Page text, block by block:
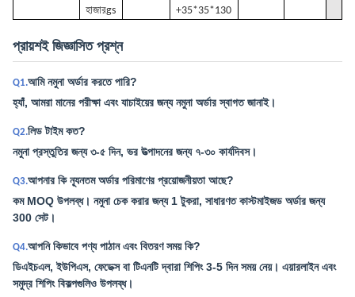
হাজারgs
+35*35*130
প্রায়শই জিজ্ঞাসিত প্রশ্ন
Q1.আমি নমুনা অর্ডার করতে পারি?
হ্যাঁ, আমরা মানের পরীক্ষা এবং যাচাইয়ের জন্য নমুনা অর্ডার স্বাগত জানাই।
Q2.লিড টাইম কত?
নমুনা প্রস্তুতির জন্য ৩-৫ দিন, ভর উত্পাদনের জন্য ৭-৩০ কার্যদিবস।
Q3.আপনার কি ন্যূনতম অর্ডার পরিমাণের প্রয়োজনীয়তা আছে?
কম MOQ উপলব্ধ। নমুনা চেক করার জন্য 1 টুকরা, সাধারণত কাস্টমাইজড অর্ডার জন্য
300 সেট।
Q4.আপনি কিভাবে পণ্য পাঠান এবং বিতরণ সময় কি?
ডিএইচএল, ইউপিএস, ফেডেক্স বা টিএনটি দ্বারা শিপিং 3-5 দিন সময় নেয়। এয়ারলাইন এবং
সমুদ্র শিপিং বিকল্পগুলিও উপলব্ধ।